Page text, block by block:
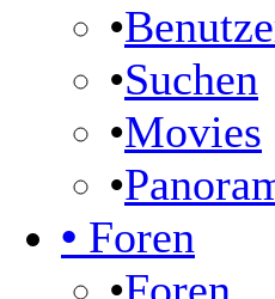
•
•Suchen
•Movies
•
• Foren